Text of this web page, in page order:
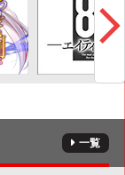
一覧